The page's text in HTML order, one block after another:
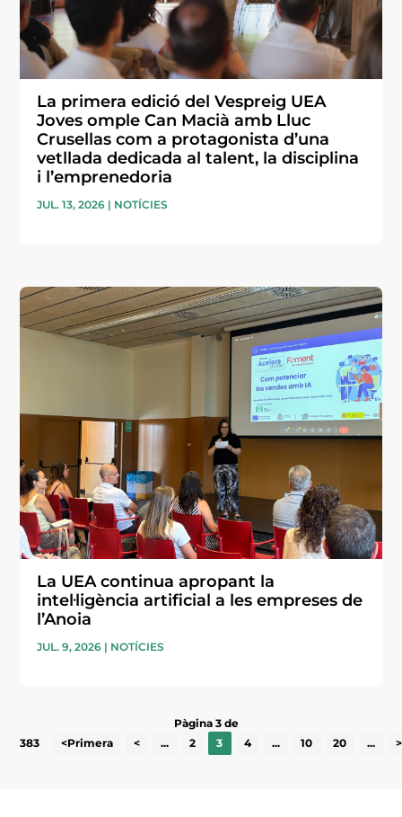
La primera edició del Vespreig UEA
Joves omple Can Macià amb Lluc
Crusellas com a protagonista d’una
vetllada dedicada al talent, la disciplina
i l’emprenedoria
JUL. 13, 2026 | NOTÍCIES
La UEA continua apropant la
intel·ligència artificial a les empreses de
l’Anoia
JUL. 9, 2026 | NOTÍCIES
Pàgina 3 de
383
<Primera < ... 2 3 4 ... 10 20 ... >